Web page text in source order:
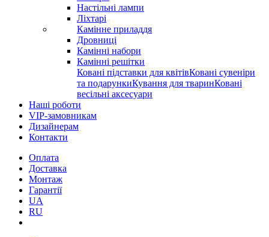
Настільні лампи
Ліхтарі
Камінне приладдя
Дровниці
Камінні набори
Камінні решітки
Ковані підставки для квітівКовані сувеніри
та подарункиКування для тваринКовані
весільні аксесуари
Наші роботи
VIP-замовникам
Дизайнерам
Контакти
Оплата
Доставка
Монтаж
Гарантії
UA
RU